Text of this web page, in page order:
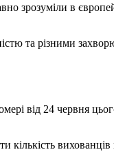
в
та різними
від 24 червня